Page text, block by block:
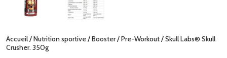
Accueil/Nutrition sportive/Booster/Pre-Workout/ Skull Labs® Skull
Crusher. 350g